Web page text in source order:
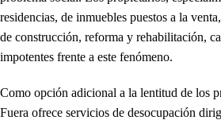
residencias, de inmuebles puestos a la
de construcción, reforma y rehabilitación,
impotentes frente a este fenómeno.
Como opción adicional a la lentitud de los
Fuera ofrece servicios de desocupación